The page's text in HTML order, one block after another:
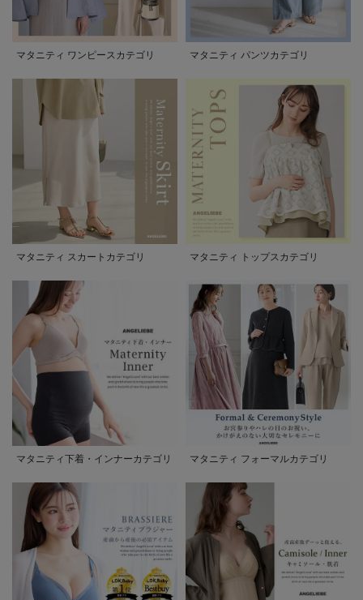
マタニティ ワンピースカテゴリ マタニティ パンツカテゴリ
マタニティ スカートカテゴリ マタニティ トップスカテゴリ
マタニティ下着・インナーカテゴリ マタニティ フォーマルカテゴリ